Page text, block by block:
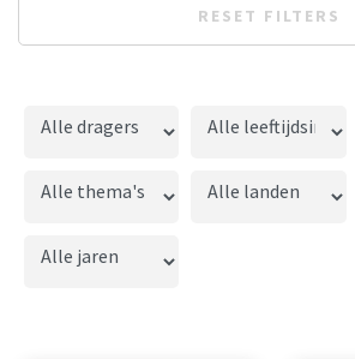
RESET FILTERS